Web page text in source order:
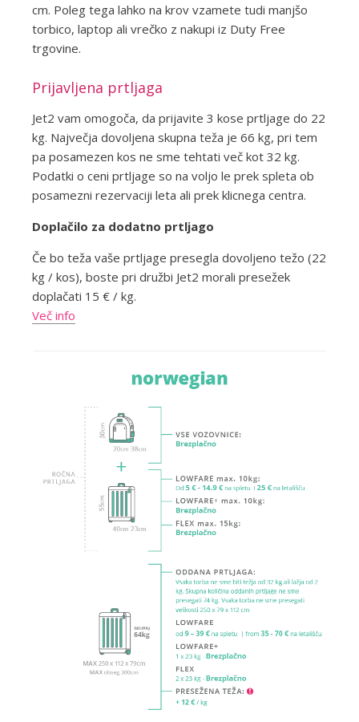
cm. Poleg tega lahko na krov vzamete tudi manjšo
torbico, laptop ali vrečko z nakupi iz Duty Free
trgovine.
Prijavljena prtljaga
Jet2 vam omogoča, da prijavite 3 kose prtljage do 22
kg. Največja dovoljena skupna teža je 66 kg, pri tem
pa posamezen kos ne sme tehtati več kot 32 kg.
Podatki o ceni prtljage so na voljo le prek spleta ob
posamezni rezervaciji leta ali prek klicnega centra.
Doplačilo za dodatno prtljago
Če bo teža vaše prtljage presegla dovoljeno težo (22
kg / kos), boste pri družbi Jet2 morali presežek
doplačati 15 € / kg.
Več info